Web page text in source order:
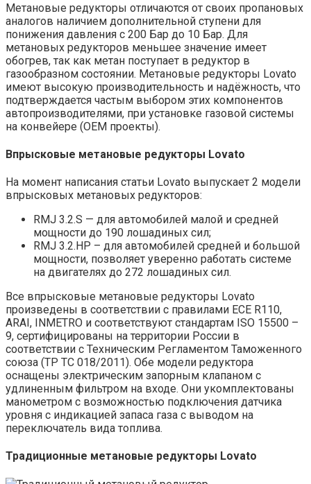
Метановые редукторы отличаются от своих пропановых
аналогов наличием дополнительной ступени для
понижения давления с 200 Бар до 10 Бар. Для
метановых редукторов меньшее значение имеет
обогрев, так как метан поступает в редуктор в
газообразном состоянии. Метановые редукторы Lovato
имеют высокую производительность и надёжность, что
подтверждается частым выбором этих компонентов
автопроизводителями, при установке газовой системы
на конвейере (OEM проекты).
Впрысковые метановые редукторы Lovato
На момент написания статьи Lovato выпускает 2 модели
впрысковых метановых редукторов:
RMJ 3.2.S — для автомобилей малой и средней
мощности до 190 лошадиных сил;
RMJ 3.2.HP – для автомобилей средней и большой
мощности, позволяет уверенно работать системе
на двигателях до 272 лошадиных сил.
Все впрысковые метановые редукторы Lovato
произведены в соответствии с правилами ECE R110,
ARAI, INMETRO и соответствуют стандартам ISO 15500 –
9, сертифицированы на территории России в
соответствии с Техническим Регламентом Таможенного
союза (ТР ТС 018/2011). Обе модели редуктора
оснащены электрическим запорным клапаном с
удлиненным фильтром на входе. Они укомплектованы
манометром с возможностью подключения датчика
уровня с индикацией запаса газа с выводом на
переключатель вида топлива.
Традиционные метановые редукторы Lovato